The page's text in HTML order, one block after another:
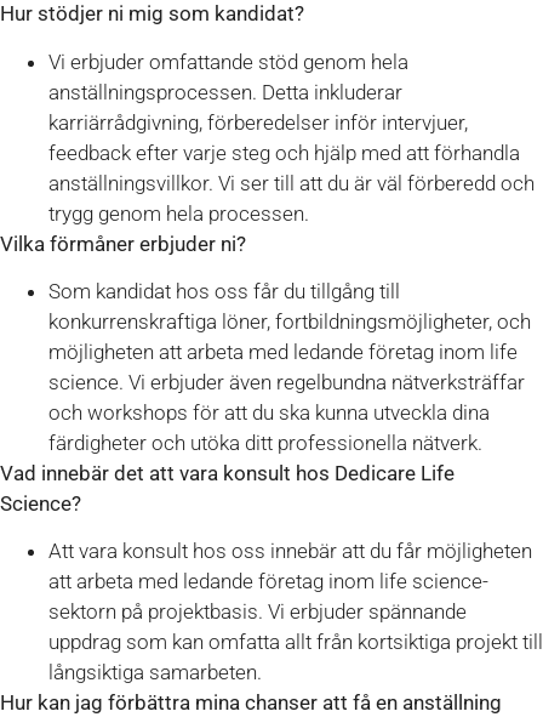
Hur stödjer ni mig som kandidat?
Vi erbjuder omfattande stöd genom hela
anställningsprocessen. Detta inkluderar
karriärrådgivning, förberedelser inför intervjuer,
feedback efter varje steg och hjälp med att förhandla
anställningsvillkor. Vi ser till att du är väl förberedd och
trygg genom hela processen.
Vilka förmåner erbjuder ni?
Som kandidat hos oss får du tillgång till
konkurrenskraftiga löner, fortbildningsmöjligheter, och
möjligheten att arbeta med ledande företag inom life
science. Vi erbjuder även regelbundna nätverksträffar
och workshops för att du ska kunna utveckla dina
färdigheter och utöka ditt professionella nätverk.
Vad innebär det att vara konsult hos Dedicare Life
Science?
Att vara konsult hos oss innebär att du får möjligheten
att arbeta med ledande företag inom life science-
sektorn på projektbasis. Vi erbjuder spännande
uppdrag som kan omfatta allt från kortsiktiga projekt till
långsiktiga samarbeten.
Hur kan jag förbättra mina chanser att få en anställning